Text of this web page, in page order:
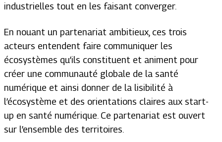
industrielles tout en les faisant converger.
En nouant un partenariat ambitieux, ces trois
acteurs entendent faire communiquer les
écosystèmes qu’ils constituent et animent pour
créer une communauté globale de la santé
numérique et ainsi donner de la lisibilité à
l’écosystème et des orientations claires aux start-
up en santé numérique. Ce partenariat est ouvert
sur l’ensemble des territoires.